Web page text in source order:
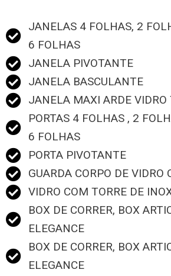
JANELAS 4 FOLHAS, 2
6 FOLHAS
JANELA PIVOTANTE
JANELA BASCULANTE
JANELA MAXI ARDE VIDRO
PORTAS 4 FOLHAS , 2
6 FOLHAS
PORTA PIVOTANTE
GUARDA CORPO DE VIDRO
VIDRO COM TORRE DE
BOX DE CORRER, BOX
ELEGANCE
BOX DE CORRER, BOX
ELEGANCE